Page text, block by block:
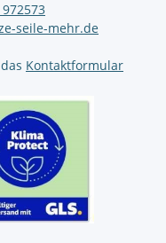
seile-mehr.de
Kontaktformular